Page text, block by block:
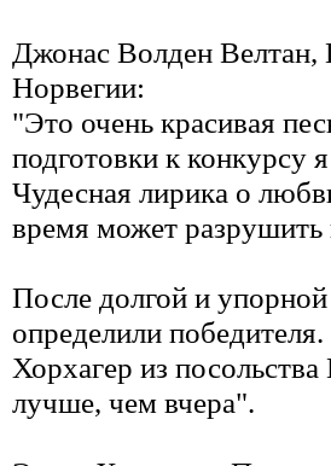
Джонас Волден Велтан,
Норвегии:
"Это очень красивая
подготовки к конкурсу
Чудесная лирика о
время может
После долгой и
определили
Хорхагер из
лучше, чем вчера".